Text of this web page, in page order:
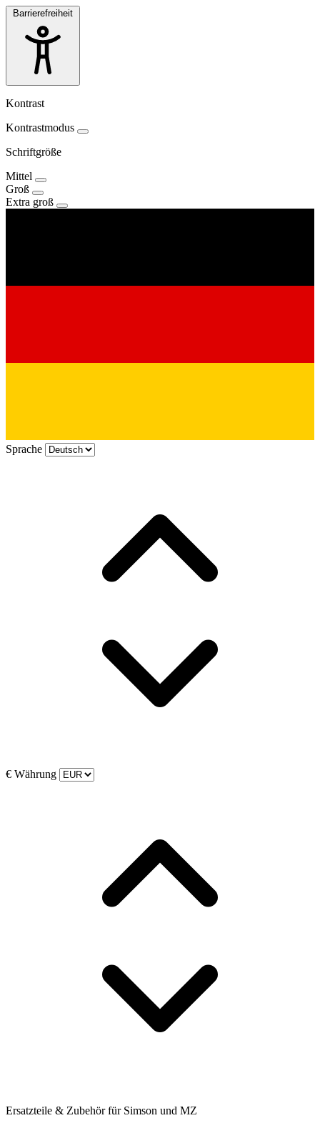
Barrierefreiheit
Kontrast
Kontrastmodus
Schriftgröße
Mittel
Groß
Extra groß
Sprache
€ Währung
Ersatzteile & Zubehör für Simson und MZ